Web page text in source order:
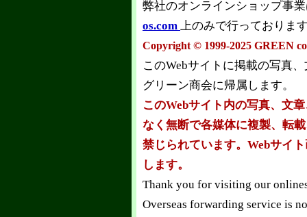
弊社のオンラインショップ事
os.com 上のみで行っておりま
Copyright © 1999-2025 GREEN
このWebサイトに掲載の写真
グリーン商会に帰属します。
このWebサイト内の写真、文
なく無断で各媒体に複製、転
禁じられています。Webサイ
します。
Thank you for visiting our
Overseas forwarding service is